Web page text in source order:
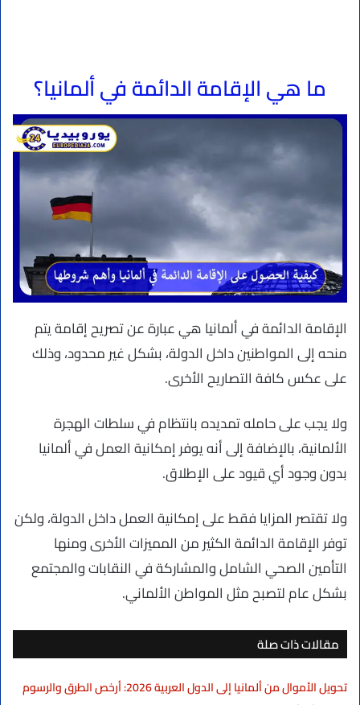
ما هي الإقامة الدائمة في ألمانيا؟
الإقامة الدائمة في ألمانيا هي عبارة عن تصريح إقامة يتم
منحه إلى المواطنين داخل الدولة، بشكل غير محدود، وذلك
على عكس كافة التصاريح الأخرى.
ولا يجب على حامله تمديده بانتظام في سلطات الهجرة
الألمانية، بالإضافة إلى أنه يوفر إمكانية العمل في ألمانيا
بدون وجود أي قيود على الإطلاق.
ولا تقتصر المزايا فقط على إمكانية العمل داخل الدولة، ولكن
توفر الإقامة الدائمة الكثير من المميزات الأخرى ومنها
التأمين الصحي الشامل والمشاركة في النقابات والمجتمع
بشكل عام لتصبح مثل المواطن الألماني.
مقالات ذات صلة
تحويل الأموال من ألمانيا إلى الدول العربية 2026: أرخص الطرق والرسوم